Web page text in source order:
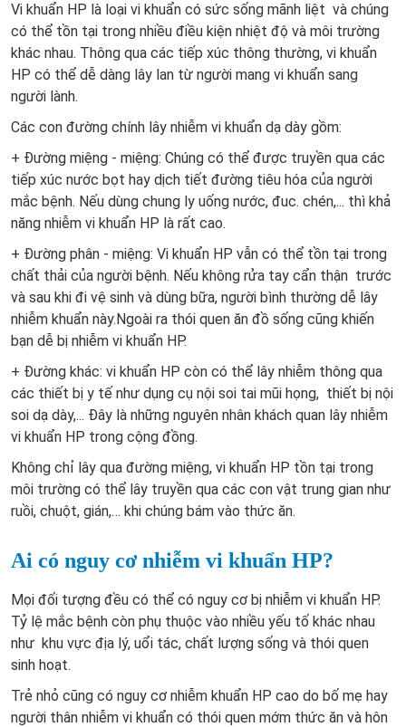
Vi khuẩn HP là loại vi khuẩn có sức sống mãnh liệt và chúng
có thể tồn tại trong nhiều điều kiện nhiệt độ và môi trường
khác nhau. Thông qua các tiếp xúc thông thường, vi khuẩn
HP có thể dễ dàng lây lan từ người mang vi khuẩn sang
người lành.
Các con đường chính lây nhiễm vi khuẩn dạ dày gồm:
+ Đường miệng - miệng: Chúng có thể được truyền qua các
tiếp xúc nước bọt hay dịch tiết đường tiêu hóa của người
mắc bệnh. Nếu dùng chung ly uống nước, đuc. chén,... thì khả
năng nhiễm vi khuẩn HP là rất cao.
+ Đường phân - miệng: Vi khuẩn HP vẫn có thể tồn tại trong
chất thải của người bệnh. Nếu không rửa tay cẩn thận trước
và sau khi đi vệ sinh và dùng bữa, người bình thường dễ lây
nhiễm khuẩn này.Ngoài ra thói quen ăn đồ sống cũng khiến
bạn dễ bị nhiễm vi khuẩn HP.
+ Đường khác: vi khuẩn HP còn có thể lây nhiễm thông qua
các thiết bị y tế như dụng cụ nội soi tai mũi họng, thiết bị nội
soi dạ dày,... Đây là những nguyên nhân khách quan lây nhiễm
vi khuẩn HP trong cộng đồng.
Không chỉ lây qua đường miệng, vi khuẩn HP tồn tại trong
môi trường có thể lây truyền qua các con vật trung gian như
ruồi, chuột, gián,… khi chúng bám vào thức ăn.
Ai có nguy cơ nhiễm vi khuẩn HP?
Mọi đối tượng đều có thể có nguy cơ bị nhiễm vi khuẩn HP.
Tỷ lệ mắc bệnh còn phụ thuộc vào nhiều yếu tố khác nhau
như khu vực địa lý, uổi tác, chất lượng sống và thói quen
sinh hoạt.
Trẻ nhỏ cũng có nguy cơ nhiễm khuẩn HP cao do bố mẹ hay
người thân nhiễm vi khuẩn có thói quen mớm thức ăn và hôn